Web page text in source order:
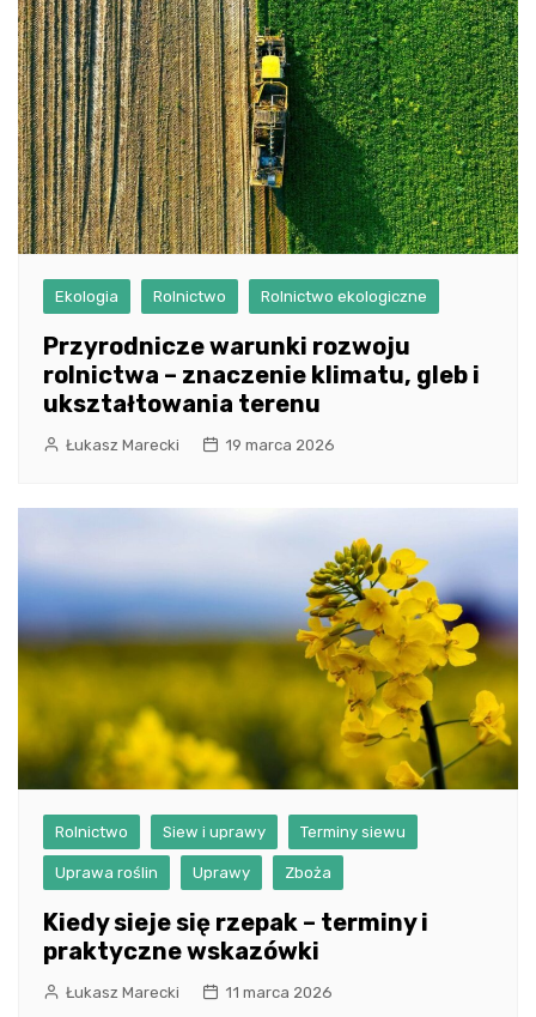
Ekologia Rolnictwo Rolnictwo ekologiczne
Przyrodnicze warunki rozwoju
rolnictwa – znaczenie klimatu, gleb i
ukształtowania terenu
Łukasz Marecki 19 marca 2026
Rolnictwo Siew i uprawy Terminy siewu
Uprawa roślin Uprawy Zboża
Kiedy sieje się rzepak – terminy i
praktyczne wskazówki
Łukasz Marecki 11 marca 2026